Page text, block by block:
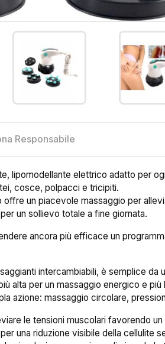
Responsabile
lipomodellante elettrico adatto per
cosce, polpacci e tricipiti.
un piacevole massaggio per
un sollievo totale a fine giornata.
ancora più efficace un
intercambiabili, è semplice
alta per un massaggio energico e
azione: massaggio circolare,
le tensioni muscolari favorendo
una riduzione visibile della cellulite